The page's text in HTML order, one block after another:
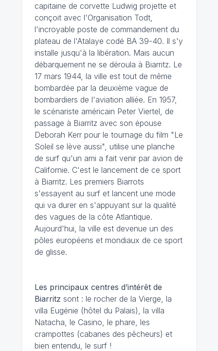
capitaine de corvette Ludwig projette et
conçoit avec l'Organisation Todt,
l'incroyable poste de commandement du
plateau de l'Atalaye codé BA 39-40. Il s'y
installe jusqu'à la libération. Mais aucun
débarquement ne se déroula à Biarritz. Le
17 mars 1944, la ville est tout de même
bombardée par la deuxième vague de
bombardiers de l'aviation alliée. En 1957,
le scénariste américain Peter Viertel, de
passage à Biarritz avec son épouse
Deborah Kerr pour le tournage du film "Le
Soleil se lève aussi", utilise une planche
de surf qu'un ami a fait venir par avion de
Californie. C'est le lancement de ce sport
à Biarritz. Les premiers Biarrots
s'essayent au surf et lancent une mode
qui va durer en s'appuyant sur la qualité
des vagues de la côte Atlantique.
Aujourd'hui, la ville est devenue un des
pôles européens et mondiaux de ce sport
de glisse.
Les principaux centres d’intérêt de
Biarritz sont : le rocher de la Vierge, la
villa Eugénie (hôtel du Palais), la villa
Natacha, le Casino, le phare, les
crampottes (cabanes des pêcheurs) et
bien entendu, le surf !